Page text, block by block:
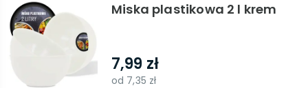
Miska plastikowa 2 l krem
7,99 zł
od 7,35 zł